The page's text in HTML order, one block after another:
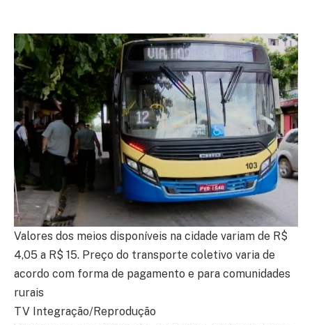
Valores dos meios disponíveis na cidade variam de R$
4,05 a R$ 15. Preço do transporte coletivo varia de
acordo com forma de pagamento e para comunidades
rurais
TV Integração/Reprodução